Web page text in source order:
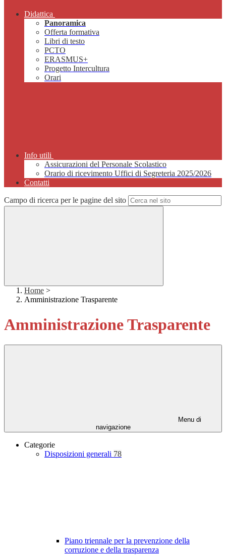
Didattica
Panoramica
Offerta formativa
Libri di testo
PCTO
ERASMUS+
Progetto Intercultura
Orari
Info utili
Assicurazioni del Personale Scolastico
Orario di ricevimento Uffici di Segreteria 2025/2026
Contatti
Campo di ricerca per le pagine del sito
Home >
Amministrazione Trasparente
Amministrazione Trasparente
Menu di
navigazione
Categorie
Disposizioni generali 78
Piano triennale per la prevenzione della
corruzione e della trasparenza